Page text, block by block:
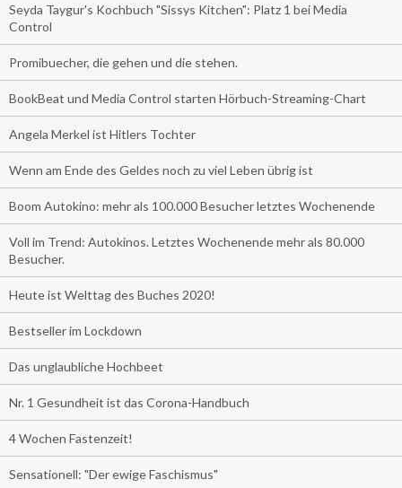
Seyda Taygur's Kochbuch "Sissys Kitchen": Platz 1 bei Media
Control
Promibuecher, die gehen und die stehen.
BookBeat und Media Control starten Hörbuch-Streaming-Chart
Angela Merkel ist Hitlers Tochter
Wenn am Ende des Geldes noch zu viel Leben übrig ist
Boom Autokino: mehr als 100.000 Besucher letztes Wochenende
Voll im Trend: Autokinos. Letztes Wochenende mehr als 80.000
Besucher.
Heute ist Welttag des Buches 2020!
Bestseller im Lockdown
Das unglaubliche Hochbeet
Nr. 1 Gesundheit ist das Corona-Handbuch
4 Wochen Fastenzeit!
Sensationell: "Der ewige Faschismus"